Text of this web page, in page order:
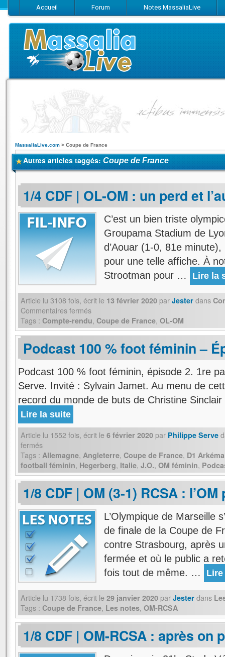
Accueil Forum Notes MassaliaLive
Suivez-nous sur Facebook
Suivez-nous sur Twitter
Abonnez-
MassaliaLive.com > Coupe de France
Autres articles taggés: Coupe de France
1/4 CDF | OL-OM : un perd et
C’est un bien triste
Groupama Stadium de
d’Aouar (1-0, 81e
pour une telle affiche. À
Strootman pour …
Lire la
Article lu 3108 fois, écrit le 13 février 2020 par Jester dans
Commentaires fermés
Tags : Compte-rendu, Coupe de France, OL-OM
Podcast 100 % foot féminin –
Podcast 100 % foot féminin, épisode 2. 1re
Serve. Invité : Sylvain Jamet. Au menu de
record du monde de buts de Christine Sinclair
Lire la suite
Article lu 1552 fois, écrit le 6 février 2020 par Philippe Serve
fermés
Tags : Allemagne, Angleterre, Coupe de France, D1 Arkéma
football féminin, Hegerberg, Italie, J.O., OM féminin,
1/8 CDF | OM (3-1) RCSA :
L’Olympique de Marseille
de finale de la Coupe de
contre Strasbourg, après
fermée et où le public a
fois tout de même. …
Article lu 1738 fois, écrit le 29 janvier 2020 par Jester dans
Tags : Coupe de France, Les notes, OM-RCSA
1/8 CDF | OM-RCSA : après on